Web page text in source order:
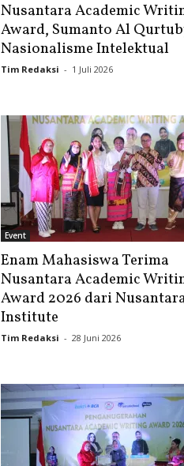
Nusantara Academic
Award, Sumanto Al
Nasionalisme Intelektual
Tim Redaksi - 1 Juli 2026
Event
Enam Mahasiswa Terima
Nusantara Academic
Award 2026 dari
Institute
Tim Redaksi - 28 Juni 2026